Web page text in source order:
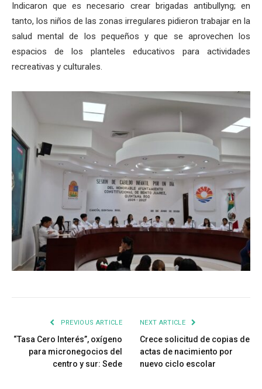
Indicaron que es necesario crear brigadas antibullyng; en
tanto, los niños de las zonas irregulares pidieron trabajar en la
salud mental de los pequeños y que se aprovechen los
espacios de los planteles educativos para actividades
recreativas y culturales.
PREVIOUS ARTICLE
“Tasa Cero Interés”, oxígeno
para micronegocios del
centro y sur: Sede
NEXT ARTICLE
Crece solicitud de copias de
actas de nacimiento por
nuevo ciclo escolar